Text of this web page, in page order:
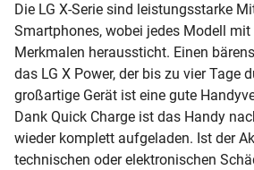
Die LG X-Serie sind leistungsstarke
Smartphones, wobei jedes Modell
Merkmalen heraussticht. Einen
das LG X Power, der bis zu vier Tage
großartige Gerät ist eine gute
Dank Quick Charge ist das Handy
wieder komplett aufgeladen. Ist der
technischen oder elektronischen